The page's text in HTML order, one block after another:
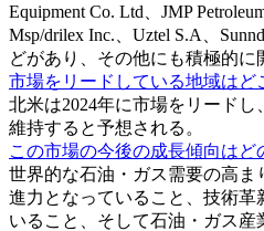
Equipment Co. Ltd、JMP
Msp/drilex Inc.、Uztel S.A、
どがあり、その他にも積極的に
市場をリードしている地域はど
北米は2024年に市場をリード
維持すると予想される。
この市場の今後の成長傾向はど
世界的な石油・ガス需要の高
進力となっていること、技術革
いること、そして石油・ガス